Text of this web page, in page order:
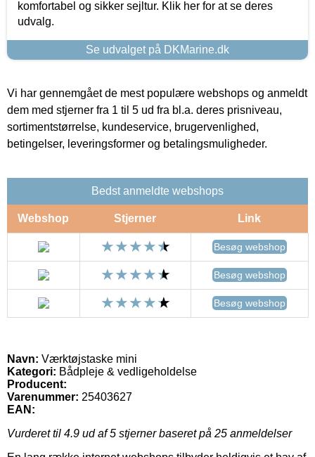
komfortabel og sikker sejltur. Klik her for at se deres
udvalg.
Se udvalget på DKMarine.dk
Vi har gennemgået de mest populære webshops og anmeldt
dem med stjerner fra 1 til 5 ud fra bl.a. deres prisniveau,
sortimentstørrelse, kundeservice, brugervenlighed,
betingelser, leveringsformer og betalingsmuligheder.
Bedst anmeldte webshops
Webshop Stjerner Link
Besøg webshop
Besøg webshop
Besøg webshop
Navn: Værktøjstaske mini
Kategori: Bådpleje & vedligeholdelse
Producent:
Varenummer: 25403627
EAN:
Vurderet til 4.9 ud af 5 stjerner baseret på 25 anmeldelser